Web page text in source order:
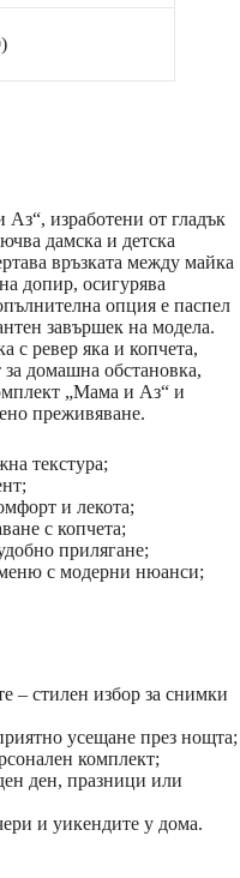
изработени от гладък
дамска и детска
връзката между майка
допир, осигурява
опция е паспел
завършек на модела.
с ревер яка и копчета,
домашна обстановка,
„Мама и Аз“ и
преживяване.
текстура;
и лекота;
с копчета;
прилягане;
с модерни нюанси;
– стилен избор за снимки
усещане през нощта;
комплект;
ден, празници или
и уикендите у дома.